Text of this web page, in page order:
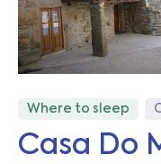
Where to sleep
Casa Do